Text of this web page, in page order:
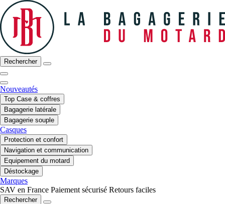
Rechercher
Nouveautés
Top Case & coffres
Bagagerie latérale
Bagagerie souple
Casques
Protection et confort
Navigation et communication
Equipement du motard
Déstockage
Marques
SAV en France Paiement sécurisé Retours faciles
Rechercher